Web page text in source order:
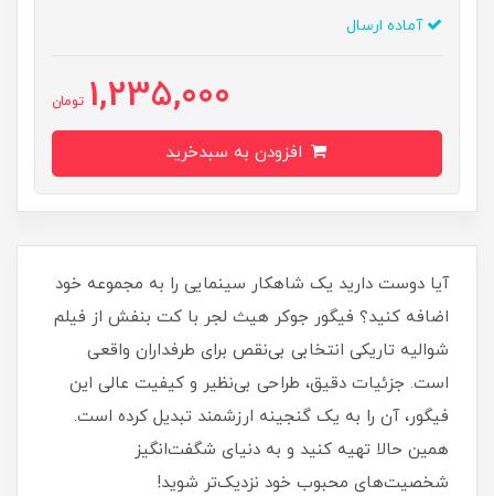
آماده ارسال
1,235,000 تومان
آیا دوست دارید یک شاهکار سینمایی را به مجموعه خود
اضافه کنید؟ فیگور جوکر هیث لجر با کت بنفش از فیلم
شوالیه تاریکی انتخابی بی‌نقص برای طرفداران واقعی
است. جزئیات دقیق، طراحی بی‌نظیر و کیفیت عالی این
فیگور، آن را به یک گنجینه ارزشمند تبدیل کرده است.
همین حالا تهیه کنید و به دنیای شگفت‌انگیز
شخصیت‌های محبوب خود نزدیک‌تر شوید!